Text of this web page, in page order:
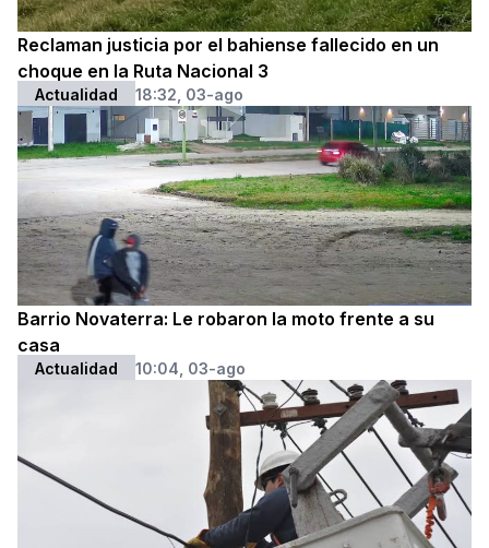
Reclaman justicia por el bahiense fallecido en un
choque en la Ruta Nacional 3
Actualidad 18:32, 03-ago
Barrio Novaterra: Le robaron la moto frente a su
casa
Actualidad 10:04, 03-ago